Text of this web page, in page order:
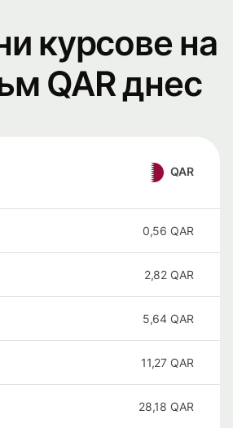
курсове на
QAR днес
QAR
0,56 QAR
2,82 QAR
5,64 QAR
11,27 QAR
28,18 QAR